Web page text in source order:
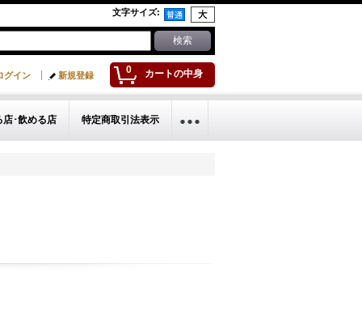
文字サイズ:
0 カートの中身
グイン 新規登録
店･飲める店 特定商取引法表示